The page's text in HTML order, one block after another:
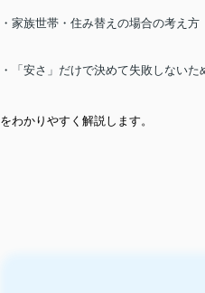
・家族世帯・住み替えの場合の考え方
・「安さ」だけで決めて失敗しないた
をわかりやすく解説します。